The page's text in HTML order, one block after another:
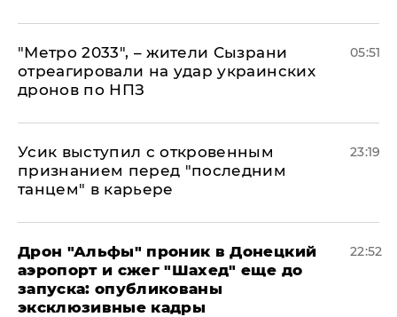
"Метро 2033", – жители Сызрани
отреагировали на удар украинских
дронов по НПЗ
05:51
Усик выступил с откровенным
признанием перед "последним
танцем" в карьере
23:19
Дрон "Альфы" проник в Донецкий
аэропорт и сжег "Шахед" еще до
запуска: опубликованы
эксклюзивные кадры
22:52